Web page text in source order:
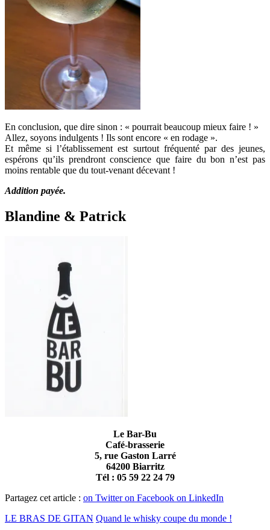
En conclusion, que dire sinon : « pourrait beaucoup mieux faire ! »
Allez, soyons indulgents ! Ils sont encore « en rodage ».
Et même si l’établissement est surtout fréquenté par des jeunes,
espérons qu’ils prendront conscience que faire du bon n’est pas
moins rentable que du tout-venant décevant !
Addition payée.
Blandine & Patrick
Le Bar-Bu
Café-brasserie
5, rue Gaston Larré
64200 Biarritz
Tél : 05 59 22 24 79
Partagez cet article : on Twitter on Facebook on LinkedIn
LE BRAS DE GITAN Quand le whisky coupe du monde !